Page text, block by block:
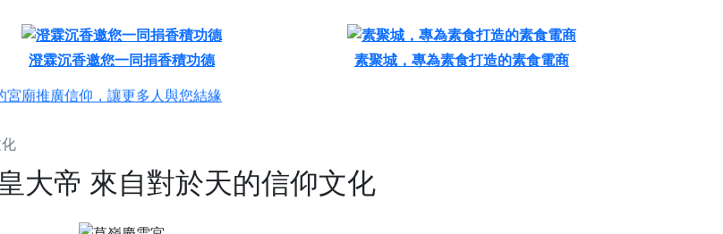
澄霖沉香邀您一同捐香積功德
素聚城，專為素食打造的素食電商
支持我們推廣台灣民俗宗教文化
廟推廣信仰，讓更多人與您結緣
元普渡法會，誠摯邀請您一同參與，為自己與家人累積福德、祈求平安好運
】驪山母娘聖誕暨中元普渡大法會，誠邀十方善信大德，一同回到母娘慈悲座前，祈福納祥、慎
大帝 來自對於天的信仰文化